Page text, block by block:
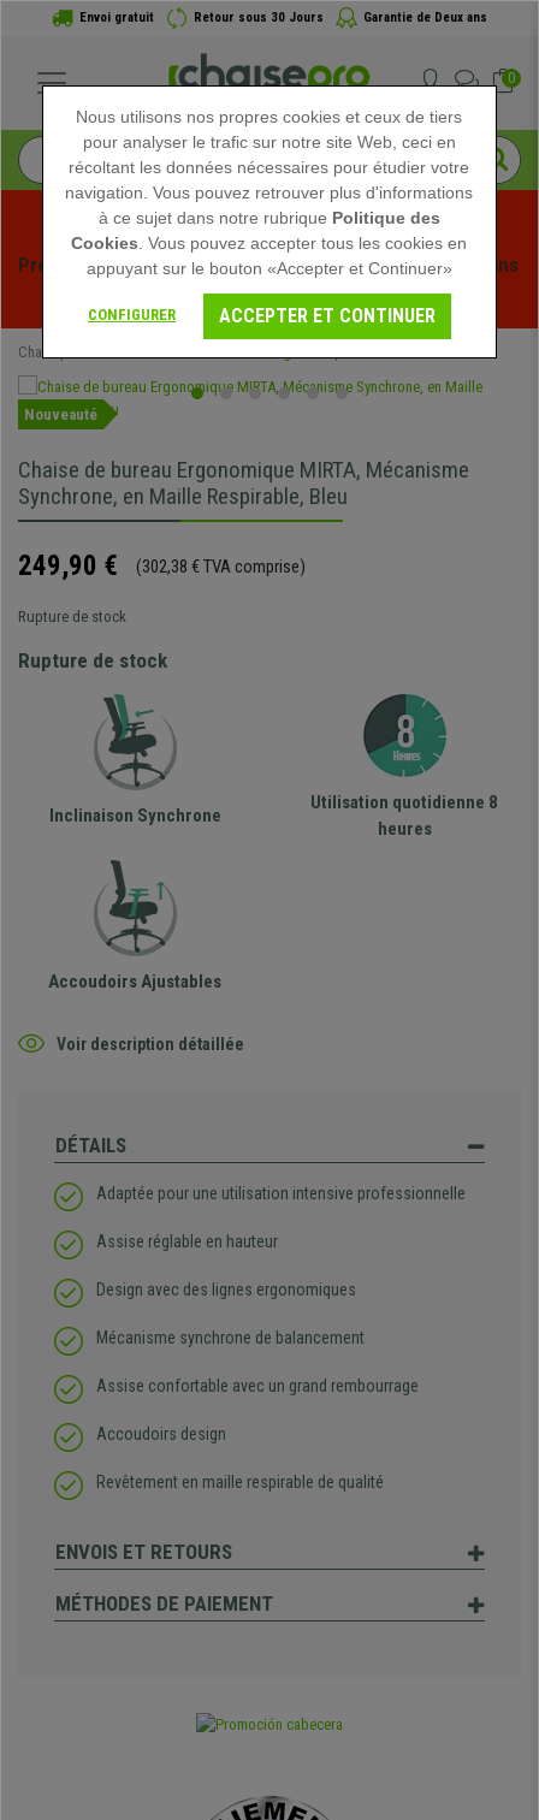
Envoi gratuit Retour sous 30 Jours Garantie de Deux ans
0
Profitez des soldes d'été chez Chaisepro ! Des réductions
exclusives pour une durée limitée - Voir l'offre
Chaisepro
Nouveauté
Chaise de bureau Ergonomique MIRTA, Mécanisme
Synchrone, en Maille Respirable, Bleu
249,90 € (302,38 € TVA comprise)
Rupture de stock
Rupture de stock
Inclinaison Synchrone
Utilisation quotidienne 8
heures
Accoudoirs Ajustables
Voir description détaillée
DÉTAILS
Adaptée pour une utilisation intensive professionnelle
Assise réglable en hauteur
Design avec des lignes ergonomiques
Mécanisme synchrone de balancement
Assise confortable avec un grand rembourrage
Accoudoirs design
Revêtement en maille respirable de qualité
ENVOIS ET RETOURS
MÉTHODES DE PAIEMENT
Nous utilisons nos propres cookies et ceux de tiers
pour analyser le trafic sur notre site Web, ceci en
récoltant les données nécessaires pour étudier votre
navigation. Vous pouvez retrouver plus d'informations
à ce sujet dans notre rubrique Politique des
Cookies . Vous pouvez accepter tous les cookies en
appuyant sur le bouton «Accepter et Continuer»
CONFIGURER ACCEPTER ET CONTINUER